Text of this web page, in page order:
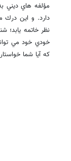
مؤلفه هاي ديني
دارد. و اين درك
نظر خاتمه يابد؛
خودي خود مي
كه آيا شما